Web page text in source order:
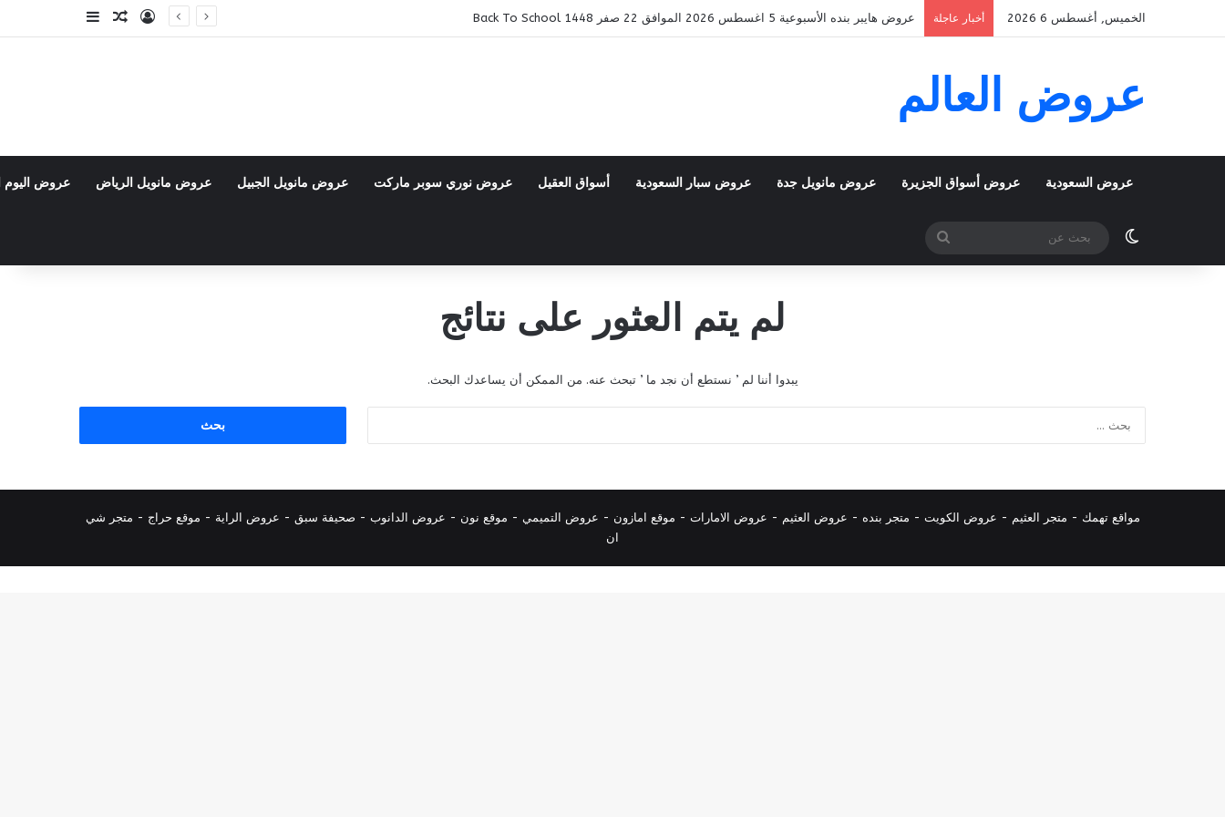
الخميس, أغسطس 6 2026 أخبار عاجلة عروض هايبر بنده الأسبوعية 5 اغسطس 2026 الموافق 22 صفر 1448 Back To School تسجيل الدخول
مقال عشوائي
إضافة عمود
عروض العالم
عروض السعودية عروض أسواق الجزيرة عروض مانويل جدة عروض سبار السعودية أسواق العقيل عروض نوري سوبر ماركت عروض مانويل الجبيل عروض مانويل الرياض عروض اليوم
الوضع المظلم
بحث
عن
لم يتم العثور على نتائج
يبدوا أننا لم ’ نستطع أن نجد ما ’ تبحث عنه. من الممكن أن يساعدك البحث.
مواقع تهمك - متجر العثيم - عروض الكويت - متجر بنده - عروض العثيم - عروض الامارات - موقع امازون - عروض التميمي - موقع نون - عروض الدانوب - صحيفة سبق - عروض الراية - موقع حراج - متجر شي
ان